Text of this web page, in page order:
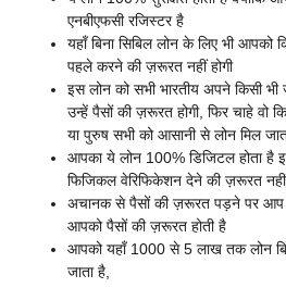
एनबीएफसी रजिस्टर है
यहाँ बिना सिबिल लोन के लिए भी आपको
पहले करने की ज़रूरत नहीं होगी
इस लोन को सभी भारतीय अपने किसी
उन्हें पैसों की ज़रूरत होगी, फिर चाहे वो
या पुरुष सभी को आसानी से लोन मिल
आपका ये लोन 100% डिजिटल होता है
फिजिकल वेरिफिकेशन देने की ज़रूरत नहीं
अचानक से पैसों की ज़रूरत पड़ने पर
आपको पैसों की ज़रूरत होती है
आपको यहाँ 1000 से 5 लाख तक लोन
जाता है,